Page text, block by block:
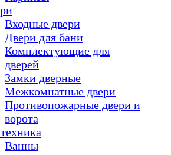
Входные двери
Двери для бани
Комплектующие для
дверей
Замки дверные
Межкомнатные двери
Противопожарные двери и
ворота
Ванны